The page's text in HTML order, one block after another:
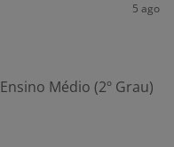
5 ago
Ensino Médio (2º Grau)